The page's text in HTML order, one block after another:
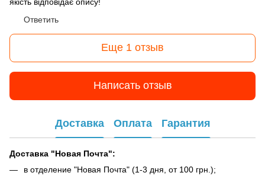
Ответить
Еще 1 отзыв
Написать отзыв
Доставка Оплата Гарантия
Доставка "Новая Почта":
в отделение "Новая Почта" (1-3 дня, от 100 грн.);